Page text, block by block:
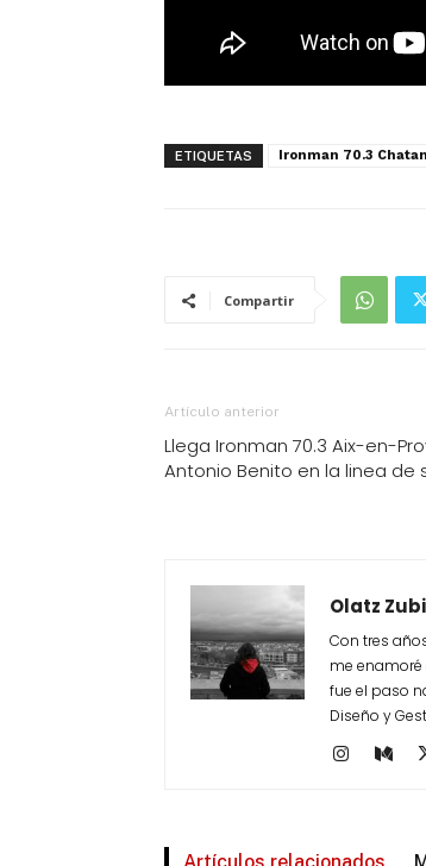
ETIQUETAS Ironman 70.3
Compartir
Artículo anterior
Llega Ironman 70.3 Aix-en-
Antonio Benito en la linea de
Olatz
Con tres
me
fue el paso
Diseño y